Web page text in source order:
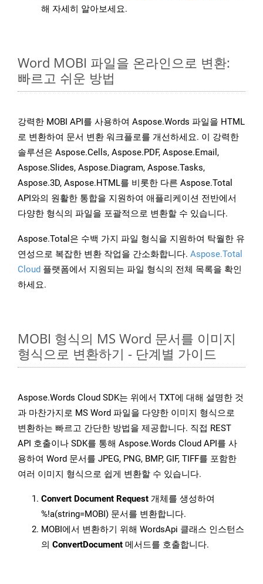
해 자세히 알아보세요.
Word MOBI 파일을 온라인으로 변환:
빠르고 쉬운 방법
강력한 MOBI API를 사용하여 Aspose.Words 파일을 HTML
로 변환하여 문서 변환 워크플로를 개선하세요. 이 강력한
솔루션은 Aspose.Cells, Aspose.PDF, Aspose.Email,
Aspose.Slides, Aspose.Diagram, Aspose.Tasks,
Aspose.3D, Aspose.HTML를 비롯한 다른 Aspose.Total
API와의 원활한 통합을 지원하여 애플리케이션 전반에서
다양한 형식의 파일을 포괄적으로 변환할 수 있습니다.
Aspose.Total은 수백 가지 파일 형식을 지원하여 탁월한 유
연성으로 복잡한 변환 작업을 간소화합니다. Aspose.Total
Cloud 플랫폼에서 지원되는 파일 형식의 전체 목록을 확인
하세요.
MOBI 형식의 MS Word 문서를 이미지
형식으로 변환하기 - 단계별 가이드
Aspose.Words Cloud SDK는 위에서 TXT에 대해 설명한 것
과 마찬가지로 MS Word 파일을 다양한 이미지 형식으로
변환하는 빠르고 간단한 방법을 제공합니다. 직접 REST
API 호출이나 SDK를 통해 Aspose.Words Cloud API를 사
용하여 Word 문서를 JPEG, PNG, BMP, GIF, TIFF를 포함한
여러 이미지 형식으로 쉽게 변환할 수 있습니다.
Convert Document Request 개체를 생성하여
%!a(string=MOBI) 문서를 변환합니다.
MOBI에서 변환하기 위해 WordsApi 클래스 인스턴스
의 ConvertDocument 메서드를 호출합니다.